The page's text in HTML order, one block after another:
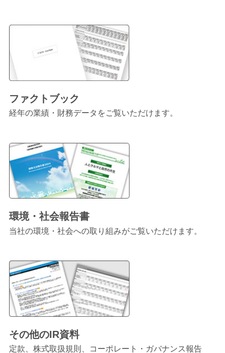
ファクトブック
経年の業績・財務データをご覧いただけます。
環境・社会報告書
当社の環境・社会への取り組みがご覧いただけます。
その他のIR資料
定款、株式取扱規則、コーポレート・ガバナンス報告